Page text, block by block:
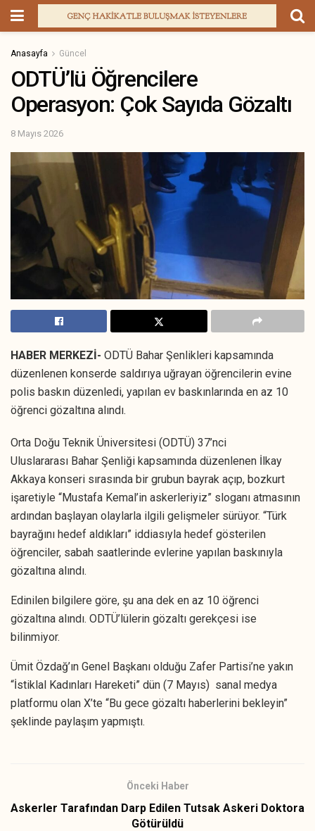
Anasayfa Güncel
ODTÜ’lü Öğrencilere
Operasyon: Çok Sayıda Gözaltı
8 Mayıs 2026
HABER MERKEZİ- ODTÜ Bahar Şenlikleri kapsamında
düzenlenen konserde saldırıya uğrayan öğrencilerin evine
polis baskın düzenledi, yapılan ev baskınlarında en az 10
öğrenci gözaltına alındı.
Orta Doğu Teknik Üniversitesi (ODTÜ) 37’nci
Uluslararası Bahar Şenliği kapsamında düzenlenen İlkay
Akkaya konseri sırasında bir grubun bayrak açıp, bozkurt
işaretiyle “Mustafa Kemal’in askerleriyiz” sloganı atmasının
ardından başlayan olaylarla ilgili gelişmeler sürüyor. “Türk
bayrağını hedef aldıkları” iddiasıyla hedef gösterilen
öğrenciler, sabah saatlerinde evlerine yapılan baskınıyla
gözaltına alındı.
Edinilen bilgilere göre, şu ana dek en az 10 öğrenci
gözaltına alındı. ODTÜ’lülerin gözaltı gerekçesi ise
bilinmiyor.
Ümit Özdağ’ın Genel Başkanı olduğu Zafer Partisi’ne yakın
“İstiklal Kadınları Hareketi” dün (7 Mayıs) sanal medya
platformu olan X’te “Bu gece gözaltı haberlerini bekleyin”
şeklinde paylaşım yapmıştı.
Önceki Haber
Askerler Tarafından Darp Edilen Tutsak Askeri Doktora
Götürüldü